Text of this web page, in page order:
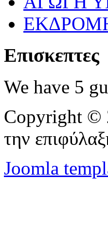
Επισκεπτες
We have 5
Copyright
την
Joomla